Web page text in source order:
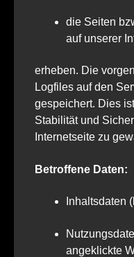
die Seiten
auf unserer
erheben. Die
Logfiles auf den
gespeichert. Dies
Stabilität und
Internetseite zu
Betroffene Daten:
Inhaltsdaten
angeklickte